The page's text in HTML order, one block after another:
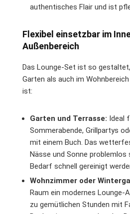
authentisches Flair und ist
Flexibel einsetzbar im
Außenbereich
Das Lounge-Set ist so
Garten als auch im
ist:
Garten und Terrasse: Ideal
Sommerabende, Grillpartys
mit einem Buch. Das
Nässe und Sonne problemlos
Bedarf schnell gereinigt
Wohnzimmer oder
Raum ein modernes Lounge-
zu gemütlichen Stunden mit